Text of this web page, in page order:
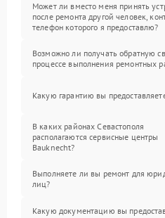
Может ли вместо меня принять
после ремонта другой человек,
телефон которого я предоставлю?
Возможно ли получать обратную
процессе выполнения ремонтных
Какую гарантию вы
В каких районах Севастополя
располагаются сервисные центры
Bauknecht?
Выполняете ли вы ремонт для
лиц?
Какую документацию вы